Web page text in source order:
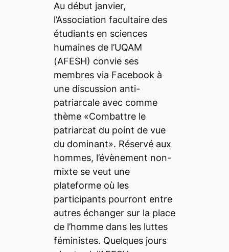
Au début janvier,
l’Association facultaire des
étudiants en sciences
humaines de l’UQAM
(AFESH) convie ses
membres via Facebook à
une discussion anti-
patriarcale avec comme
thème «Combattre le
patriarcat du point de vue
du dominant». Réservé aux
hommes, l’évènement non-
mixte se veut une
plateforme où les
participants pourront entre
autres échanger sur la place
de l’homme dans les luttes
féministes. Quelques jours